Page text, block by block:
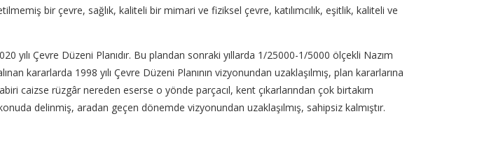
bir çevre, sağlık, kaliteli bir mimari ve fiziksel çevre, katılımcılık, eşitlik, kaliteli ve
Çevre Düzeni Planıdır. Bu plandan sonraki yıllarda 1/25000-1/5000 ölçekli Nazım
kararlarda 1998 yılı Çevre Düzeni Planının vizyonundan uzaklaşılmış, plan kararlarına
caizse rüzgâr nereden eserse o yönde parçacıl, kent çıkarlarından çok birtakım
delinmiş, aradan geçen dönemde vizyonundan uzaklaşılmış, sahipsiz kalmıştır.